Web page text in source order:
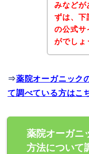
みなどが
ずは、下
の公式サ
がでしょ
⇒薬院オーガニック
て調べている方はこ
薬院オーガニ
方法について